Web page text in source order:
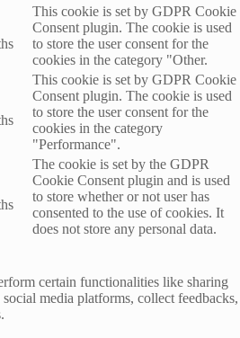
This cookie is set by GDPR Cookie
Consent plugin. The cookie is used
to store the user consent for the
cookies in the category "Other.
This cookie is set by GDPR Cookie
Consent plugin. The cookie is used
to store the user consent for the
cookies in the category
"Performance".
The cookie is set by the GDPR
Cookie Consent plugin and is used
to store whether or not user has
consented to the use of cookies. It
does not store any personal data.
certain functionalities like sharing
media platforms, collect feedbacks,